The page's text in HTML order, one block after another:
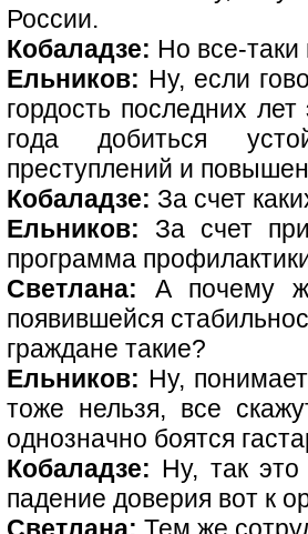
России.
Кобаладзе: Но все-
Ельников: Ну, если
гордость последних
года добиться
преступлений и
Кобаладзе: За счет
Ельников: За счет
программа
Светлана: А почему
появившейся
граждане такие?
Ельников: Ну,
тоже нельзя, все
однозначно боятся
Кобаладзе: Ну, так
падение доверия вот к